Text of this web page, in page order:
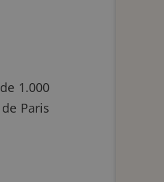
1.000
Paris